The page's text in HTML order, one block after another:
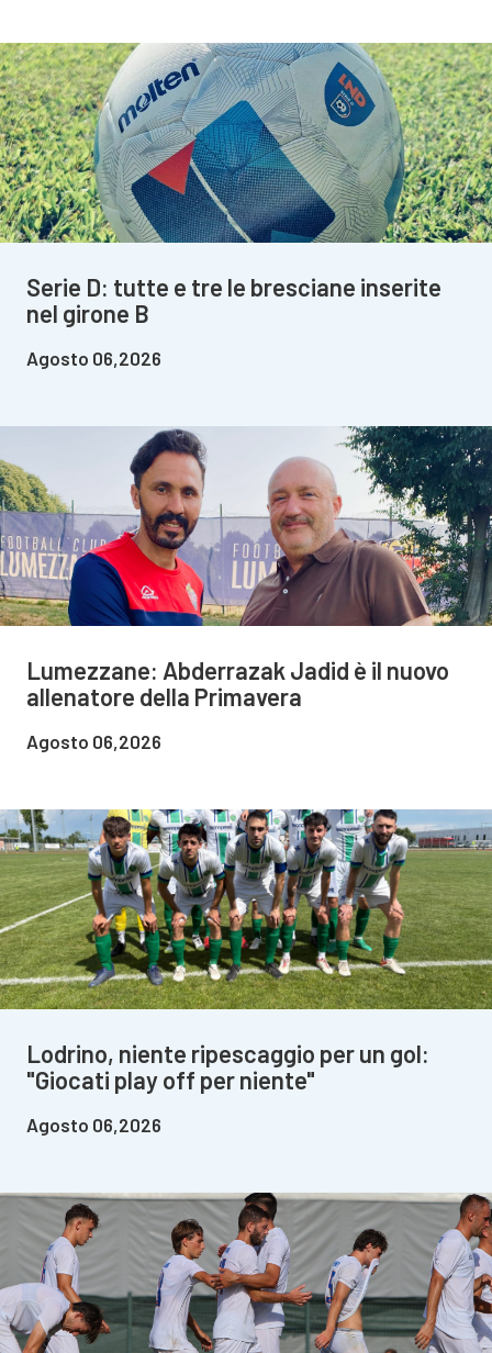
Serie D: tutte e tre le bresciane inserite
nel girone B
Agosto 06,2026
Lumezzane: Abderrazak Jadid è il nuovo
allenatore della Primavera
Agosto 06,2026
Lodrino, niente ripescaggio per un gol:
"Giocati play off per niente"
Agosto 06,2026